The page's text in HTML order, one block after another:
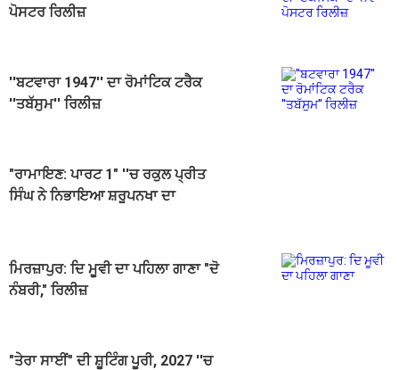
ਪੋਸਟਰ ਰਿਲੀਜ਼
''ਬਟਵਾਰਾ 1947'' ਦਾ ਰੋਮਾਂਟਿਕ ਟਰੈਕ
''ਤਬੱਸੁਮ'' ਰਿਲੀਜ਼
"ਰਾਮਾਇਣ: ਪਾਰਟ 1" ''ਚ ਰਕੁਲ ਪ੍ਰੀਤ
ਸਿੰਘ ਨੇ ਨਿਭਾਇਆ ਸ਼ਰੂਪਨਖਾ ਦਾ
ਮਿਰਜ਼ਾਪੁਰ: ਦਿ ਮੂਵੀ ਦਾ ਪਹਿਲਾ ਗਾਣਾ "ਦੋ
ਨੰਬਰੀ," ਰਿਲੀਜ਼
"ਤੇਰਾ ਸਾਈਂ" ਦੀ ਸ਼ੂਟਿੰਗ ਪੂਰੀ, 2027 ''ਚ